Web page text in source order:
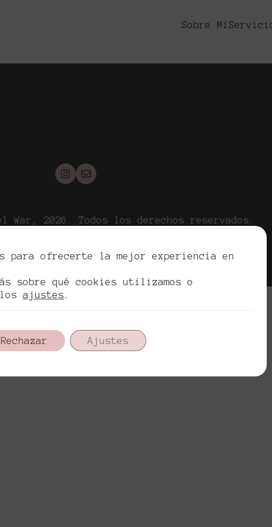
Sobre Mí
War, 2026. Todos los derechos reservados.
para ofrecerte la mejor experiencia en
sobre qué cookies utilizamos o
losajustes.
Rechazar Ajustes